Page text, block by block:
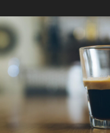
Workshop”